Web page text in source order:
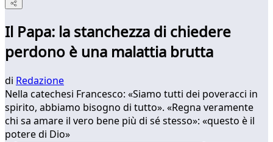
Il Papa: la stanchezza di chiedere
perdono è una malattia brutta
di Redazione
Nella catechesi Francesco: «Siamo tutti dei poveracci in
spirito, abbiamo bisogno di tutto». «Regna veramente
chi sa amare il vero bene più di sé stesso»: «questo è il
potere di Dio»